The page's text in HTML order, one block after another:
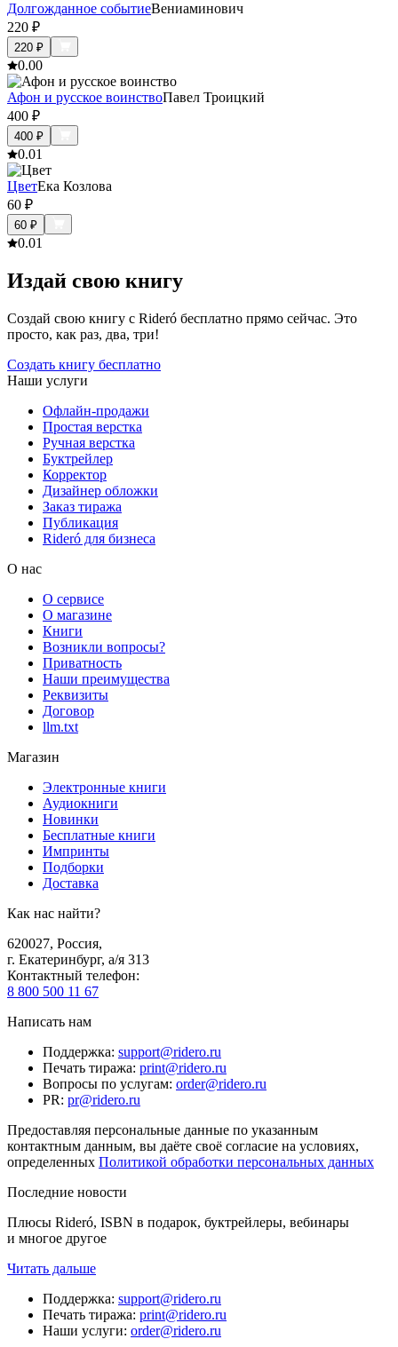
Долгожданное событиеВениаминович
220 ₽
220 ₽
0.00
Афон и русское воинствоПавел Троицкий
400 ₽
400 ₽
0.01
ЦветЕка Козлова
60 ₽
60 ₽
0.01
Издай свою книгу
Создай свою книгу с Rideró бесплатно прямо сейчас. Это
просто, как раз, два, три!
Создать книгу бесплатно
Наши услуги
Офлайн-продажи
Простая верстка
Ручная верстка
Буктрейлер
Корректор
Дизайнер обложки
Заказ тиража
Публикация
Rideró для бизнеса
О нас
О сервисе
О магазине
Книги
Возникли вопросы?
Приватность
Наши преимущества
Реквизиты
Договор
llm.txt
Магазин
Электронные книги
Аудиокниги
Новинки
Бесплатные книги
Импринты
Подборки
Доставка
Как нас найти?
620027, Россия,
г. Екатеринбург, а/я 313
Контактный телефон:
8 800 500 11 67
Написать нам
Поддержка: support@ridero.ru
Печать тиража: print@ridero.ru
Вопросы по услугам: order@ridero.ru
PR: pr@ridero.ru
Предоставляя персональные данные по указанным
контактным данным, вы даёте своё согласие на условиях,
определенных Политикой обработки персональных данных
Последние новости
Плюсы Rideró, ISBN в подарок, буктрейлеры, вебинары
и многое другое
Читать дальше
Поддержка: support@ridero.ru
Печать тиража: print@ridero.ru
Наши услуги: order@ridero.ru